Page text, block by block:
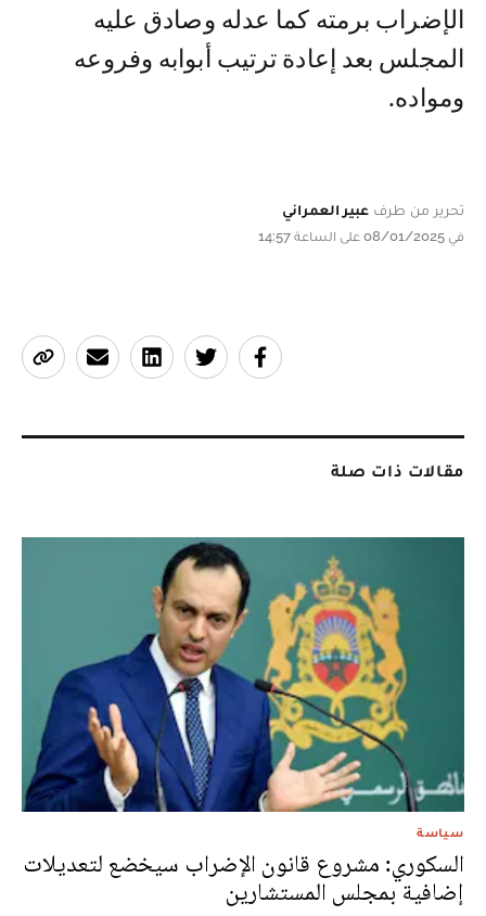
الإضراب برمته كما عدله وصادق عليه
المجلس بعد إعادة ترتيب أبوابه وفروعه
ومواده.
تحرير من طرف عبير العمراني
في 08/01/2025 على الساعة 14:57
مقالات ذات صلة
سياسة
السكوري: مشروع قانون الإضراب سيخضع لتعديلات
إضافية بمجلس المستشارين